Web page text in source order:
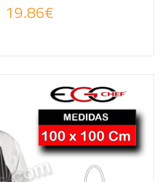
19.86€